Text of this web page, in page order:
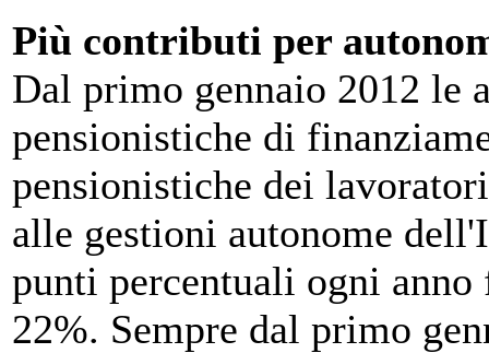
Più contributi per
Dal primo gennaio 2012 le
pensionistiche di
pensionistiche dei
alle gestioni autonome
punti percentuali ogni
22%. Sempre dal primo